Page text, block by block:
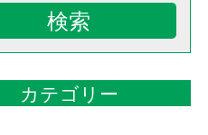
検索
カテゴリー